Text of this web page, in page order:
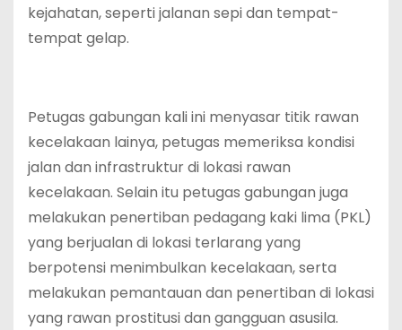
kejahatan, seperti jalanan sepi dan tempat-
tempat gelap.
Petugas gabungan kali ini menyasar titik rawan
kecelakaan lainya, petugas memeriksa kondisi
jalan dan infrastruktur di lokasi rawan
kecelakaan. Selain itu petugas gabungan juga
melakukan penertiban pedagang kaki lima (PKL)
yang berjualan di lokasi terlarang yang
berpotensi menimbulkan kecelakaan, serta
melakukan pemantauan dan penertiban di lokasi
yang rawan prostitusi dan gangguan asusila.